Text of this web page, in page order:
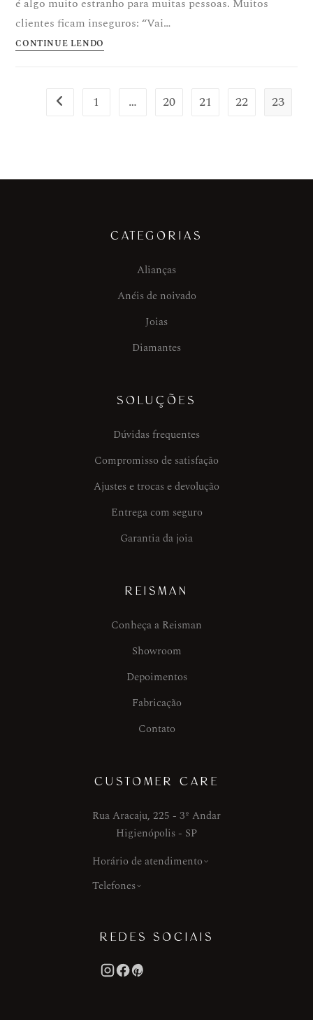
é algo muito estranho para muitas pessoas. Muitos
clientes ficam inseguros: “Vai…
CONTINUE LENDO
1 … 20 21 22 23
CATEGORIAS
Alianças
Anéis de noivado
Joias
Diamantes
SOLUÇÕES
Dúvidas frequentes
Compromisso de satisfação
Ajustes e trocas e devolução
Entrega com seguro
Garantia da joia
REISMAN
Conheça a Reisman
Showroom
Depoimentos
Fabricação
Contato
CUSTOMER CARE
Rua Aracaju, 225 - 3º Andar
Higienópolis - SP
Horário de atendimento
Telefones
REDES SOCIAIS